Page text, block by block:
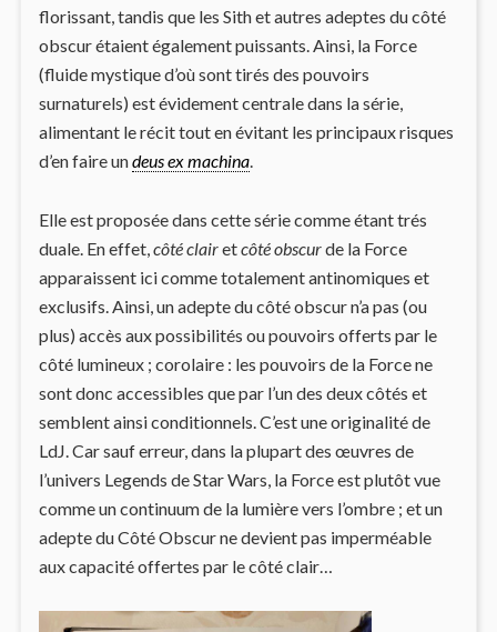
florissant, tandis que les Sith et autres adeptes du côté
obscur étaient également puissants. Ainsi, la Force
(fluide mystique d’où sont tirés des pouvoirs
surnaturels) est évidement centrale dans la série,
alimentant le récit tout en évitant les principaux risques
d’en faire undeus ex machina.
Elle est proposée dans cette série comme étant trés
duale. En effet,côté clairetcôté obscurde la Force
apparaissent ici comme totalement antinomiques et
exclusifs. Ainsi, un adepte du côté obscur n’a pas (ou
plus) accès aux possibilités ou pouvoirs offerts par le
côté lumineux ; corolaire : les pouvoirs de la Force ne
sont donc accessibles que par l’un des deux côtés et
semblent ainsi conditionnels. C’est une originalité de
LdJ. Car sauf erreur, dans la plupart des œuvres de
l’univers Legends de Star Wars, la Force est plutôt vue
comme un continuum de la lumière vers l’ombre ; et un
adepte du Côté Obscur ne devient pas imperméable
aux capacité offertes par le côté clair…